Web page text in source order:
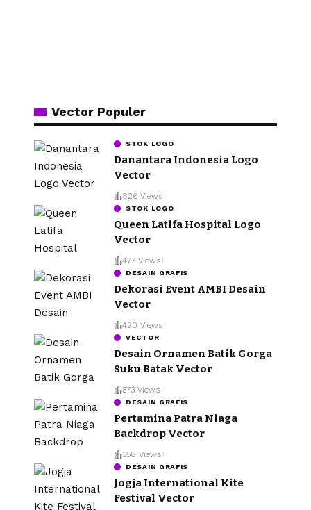
Vector Populer
STOK LOGO
Danantara Indonesia Logo
Vector
826 Views
STOK LOGO
Queen Latifa Hospital Logo
Vector
477 Views
DESAIN GRAFIS
Dekorasi Event AMBI Desain
Vector
420 Views
VECTOR
Desain Ornamen Batik Gorga
Suku Batak Vector
373 Views
DESAIN GRAFIS
Pertamina Patra Niaga
Backdrop Vector
358 Views
DESAIN GRAFIS
Jogja International Kite
Festival Vector